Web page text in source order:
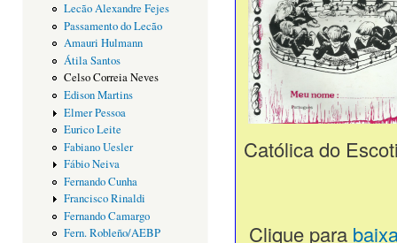
Lecão Alexandre Fejes
Passamento do Lecão
Amauri Hulmann
Átila Santos
Celso Correia Neves
Edison Martins
Elmer Pessoa
Eurico Leite
Fabiano Uesler
Fábio Neiva
Fernando Cunha
Francisco Rinaldi
Fernando Camargo
Fern. Robleño/AEBP
Católica do
Clique para